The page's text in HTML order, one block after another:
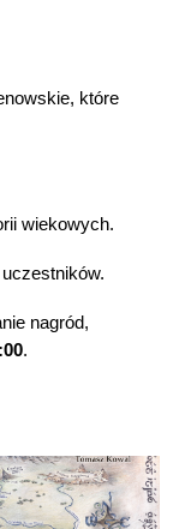
które
wiekowych.
nagród,
.